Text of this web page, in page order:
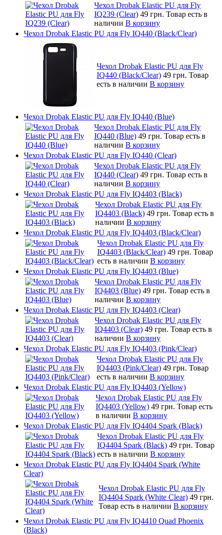
Чехол Drobak Elastic PU для Fly
IQ239 (Clear) 49 грн. Товар есть в
наличии В корзину
Чехол Drobak Elastic PU для Fly IQ440 (Black/Clear)
Чехол Drobak Elastic PU для Fly
IQ440 (Black/Clear) 49 грн. Товар
есть в наличии В корзину
Чехол Drobak Elastic PU для Fly IQ440 (Blue)
Чехол Drobak Elastic PU для Fly
IQ440 (Blue) 49 грн. Товар есть в
наличии В корзину
Чехол Drobak Elastic PU для Fly IQ440 (Clear)
Чехол Drobak Elastic PU для Fly
IQ440 (Clear) 49 грн. Товар есть в
наличии В корзину
Чехол Drobak Elastic PU для Fly IQ4403 (Black)
Чехол Drobak Elastic PU для Fly
IQ4403 (Black) 49 грн. Товар есть в
наличии В корзину
Чехол Drobak Elastic PU для Fly IQ4403 (Black/Clear)
Чехол Drobak Elastic PU для Fly
IQ4403 (Black/Clear) 49 грн. Товар
есть в наличии В корзину
Чехол Drobak Elastic PU для Fly IQ4403 (Blue)
Чехол Drobak Elastic PU для Fly
IQ4403 (Blue) 49 грн. Товар есть в
наличии В корзину
Чехол Drobak Elastic PU для Fly IQ4403 (Clear)
Чехол Drobak Elastic PU для Fly
IQ4403 (Clear) 49 грн. Товар есть в
наличии В корзину
Чехол Drobak Elastic PU для Fly IQ4403 (Pink/Clear)
Чехол Drobak Elastic PU для Fly
IQ4403 (Pink/Clear) 49 грн. Товар
есть в наличии В корзину
Чехол Drobak Elastic PU для Fly IQ4403 (Yellow)
Чехол Drobak Elastic PU для Fly
IQ4403 (Yellow) 49 грн. Товар есть
в наличии В корзину
Чехол Drobak Elastic PU для Fly IQ4404 Spark (Black)
Чехол Drobak Elastic PU для Fly
IQ4404 Spark (Black) 49 грн. Товар
есть в наличии В корзину
Чехол Drobak Elastic PU для Fly IQ4404 Spark (White
Clear)
Чехол Drobak Elastic PU для Fly
IQ4404 Spark (White Clear) 49 грн.
Товар есть в наличии В корзину
Чехол Drobak Elastic PU для Fly IQ4410 Quad Phoenix
(Black)